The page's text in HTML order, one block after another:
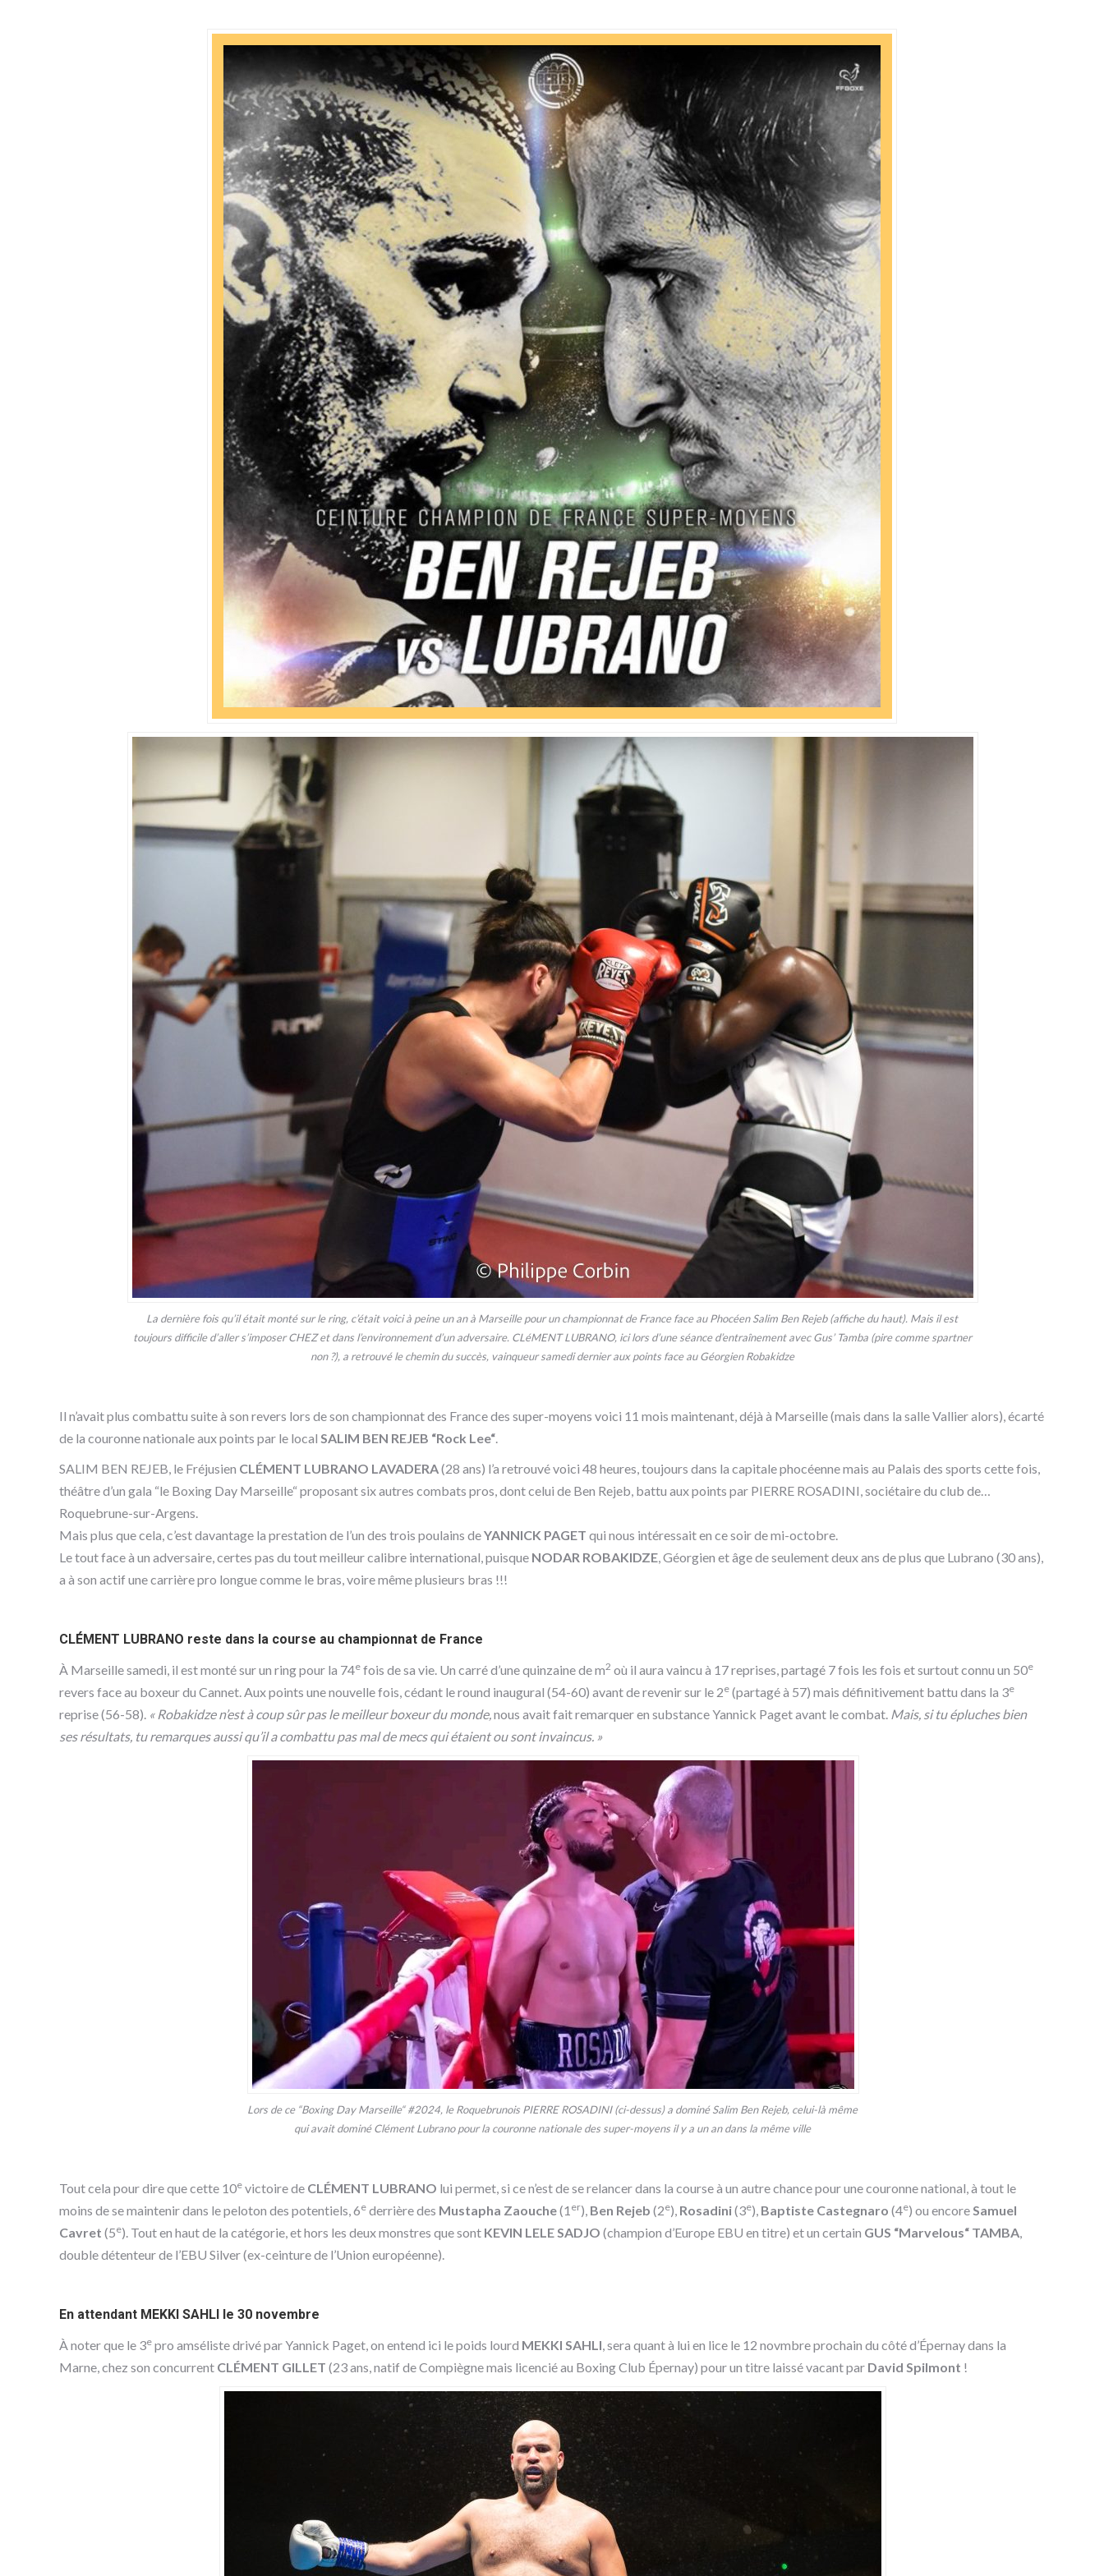
La dernière fois qu’il était monté sur le ring, c’était voici à peine un an à Marseille pour un championnat de France face au Phocéen Salim Ben Rejeb (affiche du haut). Mais il est
toujours difficile d’aller s’imposer CHEZ et dans l’environnement d’un adversaire. CLéMENT LUBRANO, ici lors d’une séance d’entraînement avec Gus’ Tamba (pire comme spartner
non ?), a retrouvé le chemin du succès, vainqueur samedi dernier aux points face au Géorgien Robakidze
Il n’avait plus combattu suite à son revers lors de son championnat des France des super-moyens voici 11 mois maintenant, déjà à Marseille (mais dans la salle Vallier alors), écarté
de la couronne nationale aux points par le local SALIM BEN REJEB “Rock Lee“.
SALIM BEN REJEB, le Fréjusien CLÉMENT LUBRANO LAVADERA(28 ans) l’a retrouvé voici 48 heures, toujours dans la capitale phocéenne mais au Palais des sports cette fois,
théâtre d’un gala “le Boxing Day Marseille“ proposant six autres combats pros, dont celui de Ben Rejeb, battu aux points par PIERRE ROSADINI, sociétaire du club de…
Roquebrune-sur-Argens.
Mais plus que cela, c’est davantage la prestation de l’un des trois poulains deYANNICK PAGET qui nous intéressait en ce soir de mi-octobre.
Le tout face à un adversaire, certes pas du tout meilleur calibre international, puisque NODAR ROBAKIDZE, Géorgien et âge de seulement deux ans de plus que Lubrano (30 ans),
a à son actif une carrière pro longue comme le bras, voire même plusieurs bras !!!
CLÉMENT LUBRANO reste dans la course au championnat de France
À Marseille samedi, il est monté sur un ring pour la 74e fois de sa vie. Un carré d’une quinzaine de m2 où il aura vaincu à 17 reprises, partagé 7 fois les fois et surtout connu un 50e
revers face au boxeur du Cannet. Aux points une nouvelle fois, cédant le round inaugural (54-60) avant de revenir sur le 2e (partagé à 57) mais définitivement battu dans la 3e
reprise (56-58). « Robakidze n’est à coup sûr pas le meilleur boxeur du monde,nous avait fait remarquer en substance Yannick Paget avant le combat. Mais, si tu épluches bien
ses résultats, tu remarques aussi qu’il a combattu pas mal de mecs qui étaient ou sont invaincus. »
Lors de ce “Boxing Day Marseille“ #2024, le Roquebrunois PIERRE ROSADINI (ci-dessus) a dominé Salim Ben Rejeb, celui-là même
qui avait dominé Clément Lubrano pour la couronne nationale des super-moyens il y a un an dans la même ville
Tout cela pour dire que cette 10e victoire de CLÉMENT LUBRANO lui permet, si ce n’est de se relancer dans la course à un autre chance pour une couronne national, à tout le
moins de se maintenir dans le peloton des potentiels, 6e derrière des Mustapha Zaouche(1 er), Ben Rejeb (2e), Rosadini(3e), Baptiste Castegnaro (4e) ou encoreSamuel
Cavret (5e). Tout en haut de la catégorie, et hors les deux monstres que sont KEVIN LELE SADJO (champion d’Europe EBU en titre) et un certain GUS “Marvelous“ TAMBA,
double détenteur de l’EBU Silver (ex-ceinture de l’Union européenne).
En attendant MEKKI SAHLI le 30 novembre
À noter que le 3e pro amséliste drivé par Yannick Paget, on entend ici le poids lourd MEKKI SAHLI, sera quant à lui en lice le 12 novmbre prochain du côté d’Épernay dans la
Marne, chez son concurrent CLÉMENT GILLET (23 ans, natif de Compiègne mais licencié au Boxing Club Épernay) pour un titre laissé vacant par David Spilmont !